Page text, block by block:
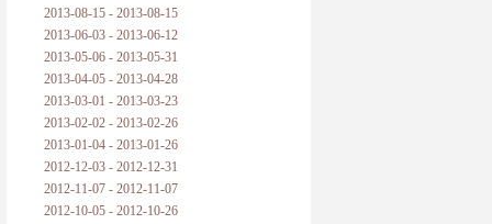
2013-08-15 - 2013-08-15
2013-06-03 - 2013-06-12
2013-05-06 - 2013-05-31
2013-04-05 - 2013-04-28
2013-03-01 - 2013-03-23
2013-02-02 - 2013-02-26
2013-01-04 - 2013-01-26
2012-12-03 - 2012-12-31
2012-11-07 - 2012-11-07
2012-10-05 - 2012-10-26